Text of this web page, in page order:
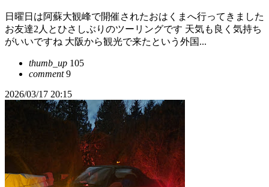
日曜日は阿蘇大観峰で開催されたおはくまへ行ってきました
お友達2人とひさしぶりのツーリングです 天気も良く気持ち
がいいですね 大阪から観光で来たという外国...
thumb_up 105
comment9
2026/03/17 20:15